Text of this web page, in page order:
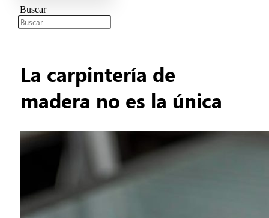
Buscar
La carpintería de
madera no es la única